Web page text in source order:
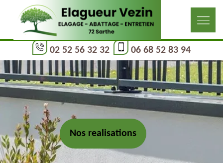
02 52 56 32 32 06 68 52 83 94
Nos realisations